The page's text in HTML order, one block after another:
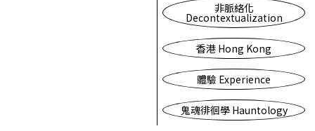
非脈絡化
Decontextualization
香港 Hong Kong
體驗 Experience
鬼魂徘徊學 Hauntology